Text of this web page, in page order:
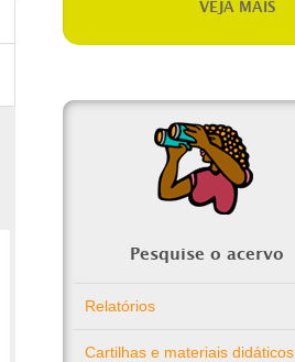
VEJA MAIS
Pesquise o acervo
Relatórios
Cartilhas e materiais didáticos